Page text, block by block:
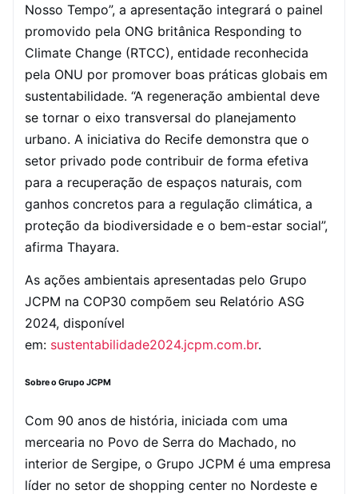
Nosso Tempo”, a apresentação integrará o painel
promovido pela ONG britânica Responding to
Climate Change (RTCC), entidade reconhecida
pela ONU por promover boas práticas globais em
sustentabilidade. “A regeneração ambiental deve
se tornar o eixo transversal do planejamento
urbano. A iniciativa do Recife demonstra que o
setor privado pode contribuir de forma efetiva
para a recuperação de espaços naturais, com
ganhos concretos para a regulação climática, a
proteção da biodiversidade e o bem-estar social”,
afirma Thayara.
As ações ambientais apresentadas pelo Grupo
JCPM na COP30 compõem seu Relatório ASG
2024, disponível
em: sustentabilidade2024.jcpm.com.br.
Sobre o Grupo JCPM
Com 90 anos de história, iniciada com uma
mercearia no Povo de Serra do Machado, no
interior de Sergipe, o Grupo JCPM é uma empresa
líder no setor de shopping center no Nordeste e